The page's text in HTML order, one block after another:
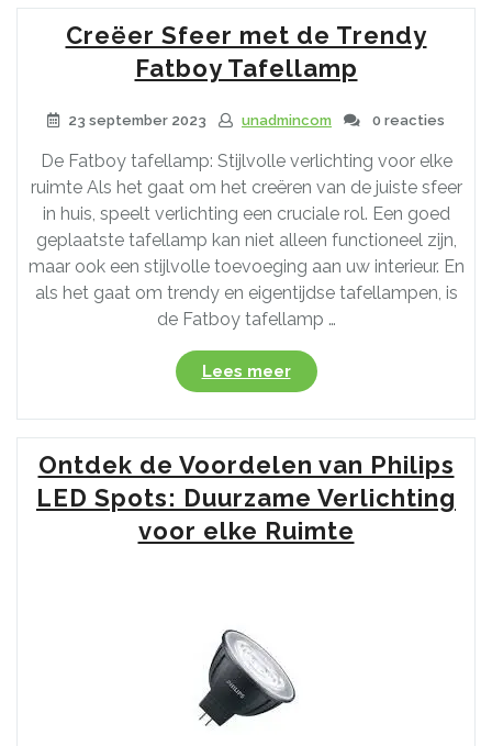
Innovatieve
oplossingen
voor
een
stralend
huis”
Creëer Sfeer met de Trendy
Fatboy Tafellamp
23 september 2023 unadmincom 0 reacties
De Fatboy tafellamp: Stijlvolle verlichting voor elke
ruimte Als het gaat om het creëren van de juiste sfeer
in huis, speelt verlichting een cruciale rol. Een goed
geplaatste tafellamp kan niet alleen functioneel zijn,
maar ook een stijlvolle toevoeging aan uw interieur. En
als het gaat om trendy en eigentijdse tafellampen, is
de Fatboy tafellamp …
Lees meer“Creëer
Sfeer
met
de
Trendy
Fatboy
Tafellamp”
Ontdek de Voordelen van Philips
LED Spots: Duurzame Verlichting
voor elke Ruimte